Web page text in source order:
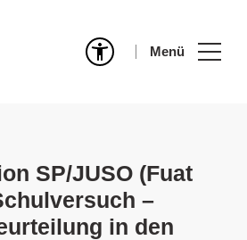
Menü
SP/JUSO (Fuat
–
in den